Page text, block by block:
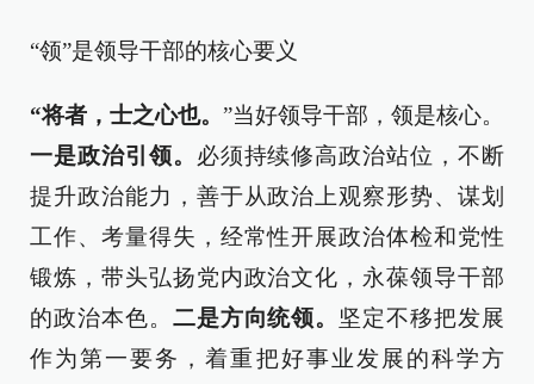
“领”是领导干部的核心要义
“将者，士之心也。 ”当好领导干部，领是核心。
一是政治引领。 必须持续修高政治站位，不断
提升政治能力，善于从政治上观察形势、谋划
工作、考量得失，经常性开展政治体检和党性
锻炼，带头弘扬党内政治文化，永葆领导干部
的政治本色。 二是方向统领。 坚定不移把发展
作为第一要务，着重把好事业发展的科学方